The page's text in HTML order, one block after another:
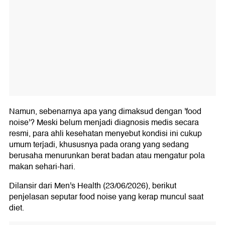
Namun, sebenarnya apa yang dimaksud dengan 'food
noise'? Meski belum menjadi diagnosis medis secara
resmi, para ahli kesehatan menyebut kondisi ini cukup
umum terjadi, khususnya pada orang yang sedang
berusaha menurunkan berat badan atau mengatur pola
makan sehari-hari.
Dilansir dari Men's Health (23/06/2026), berikut
penjelasan seputar food noise yang kerap muncul saat
diet.